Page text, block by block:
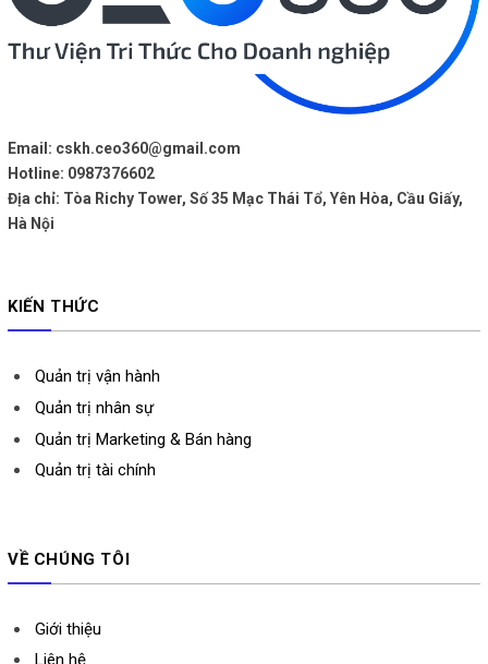
Email: cskh.ceo360@gmail.com
Hotline: 0987376602
Địa chỉ: Tòa Richy Tower, Số 35 Mạc Thái Tổ, Yên Hòa, Cầu Giấy,
Hà Nội
KIẾN THỨC
Quản trị vận hành
Quản trị nhân sự
Quản trị Marketing & Bán hàng
Quản trị tài chính
VỀ CHÚNG TÔI
Giới thiệu
Liên hệ